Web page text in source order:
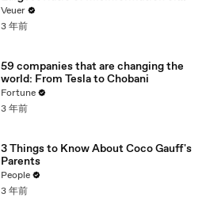
Disinformation’ Amongst All Social
Media Platforms
Veuer
3 年前
59 companies that are changing the
world: From Tesla to Chobani
Fortune
3 年前
3 Things to Know About Coco Gauff's
Parents
People
3 年前